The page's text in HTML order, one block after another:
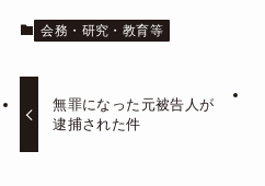
会務・研究・教育等
無罪になった元被告人が
逮捕された件